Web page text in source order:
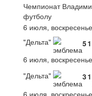
Чемпионат
футболу
6 июля, воскресенье
"Дельта"
51
6 июля, воскресенье
"Дельта"
31
6 июля, воскресенье